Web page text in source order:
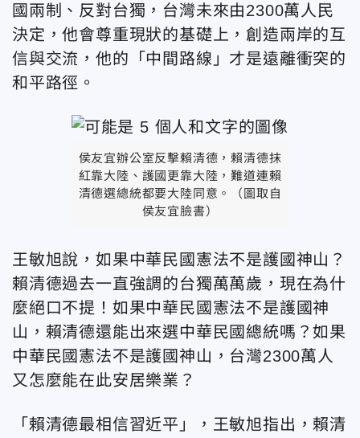
國兩制、反對台獨，台灣未來由2300萬人民
決定，他會尊重現狀的基礎上，創造兩岸的互
信與交流，他的「中間路線」才是遠離衝突的
和平路徑。
侯友宜辦公室反擊賴清德，賴清德抹
紅靠大陸、護國更靠大陸，難道連賴
清德選總統都要大陸同意。（圖取自
侯友宜臉書）
王敏旭說，如果中華民國憲法不是護國神山？
賴清德過去一直強調的台獨萬萬歲，現在為什
麼絕口不提！如果中華民國憲法不是護國神
山，賴清德還能出來選中華民國總統嗎？如果
中華民國憲法不是護國神山，台灣2300萬人
又怎麼能在此安居樂業？
「賴清德最相信習近平」，王敏旭指出，賴清